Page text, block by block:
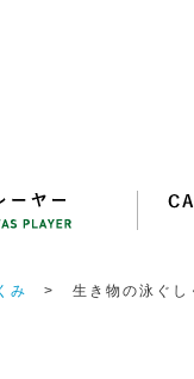
み > 生き物の泳ぐし